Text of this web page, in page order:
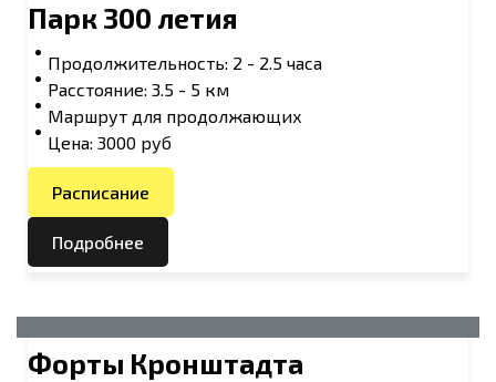
Парк 300 летия
Продолжительность: 2 - 2.5 часа
Расстояние: 3.5 - 5 км
Маршрут для продолжающих
Цена: 3000 руб
Расписание
Подробнее
Форты Кронштадта